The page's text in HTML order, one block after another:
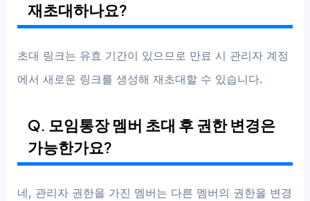
재초대하나요?
초대 링크는 유효 기간이 있으므로 만료 시 관리자 계정
에서 새로운 링크를 생성해 재초대할 수 있습니다.
Q. 모임통장 멤버 초대 후 권한 변경은
가능한가요?
네, 관리자 권한을 가진 멤버는 다른 멤버의 권한을 변경